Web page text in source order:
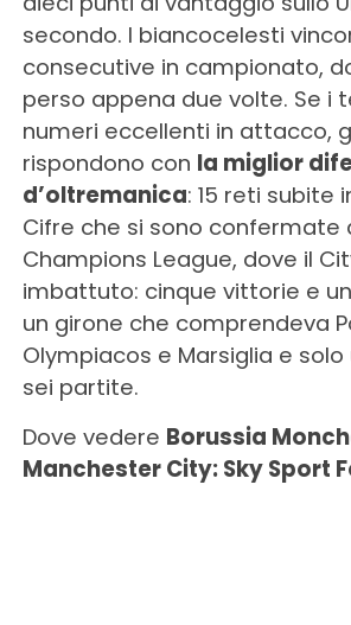
secondo. I biancocelesti
consecutive in campionato,
perso appena due volte. Se i
numeri eccellenti in attacco,
rispondono con la miglior
d’oltremanica: 15 reti subite
Cifre che si sono confermate
Champions League, dove il
imbattuto: cinque vittorie e
un girone che comprendeva
Olympiacos e Marsiglia e
sei partite.
Dove vedere Borussia
Manchester City: Sky Sport